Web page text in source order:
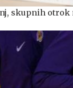
skupnih otrok